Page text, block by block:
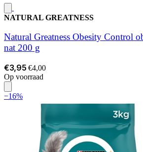
NATURAL GREATNESS
Natural Greatness Obesity Control
nat 200 g
€3,95 €4,00
Op voorraad
−16%